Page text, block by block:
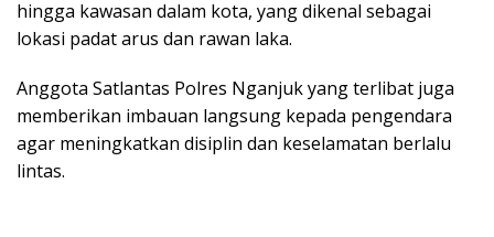
hingga kawasan dalam kota, yang dikenal sebagai
lokasi padat arus dan rawan laka.
Anggota Satlantas Polres Nganjuk yang terlibat juga
memberikan imbauan langsung kepada pengendara
agar meningkatkan disiplin dan keselamatan berlalu
lintas.